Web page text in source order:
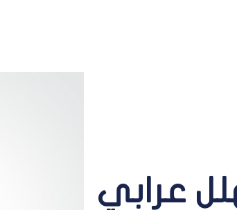
عرابي